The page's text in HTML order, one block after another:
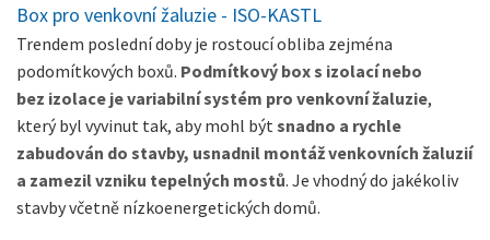
Box pro venkovní žaluzie - ISO-KASTL
Trendem poslední doby je rostoucí obliba zejména
podomítkových boxů. Podmítkový box s izolací nebo
bez izolace je variabilní systém pro venkovní žaluzie,
který byl vyvinut tak, aby mohl být snadno a rychle
zabudován do stavby, usnadnil montáž venkovních žaluzií
a zamezil vzniku tepelných mostů. Je vhodný do jakékoliv
stavby včetně nízkoenergetických domů.